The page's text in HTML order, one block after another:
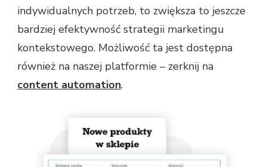
indywidualnych potrzeb, to zwiększa to jeszcze
bardziej efektywność strategii marketingu
kontekstowego. Możliwość ta jest dostępna
również na naszej platformie – zerknij na
content automation.